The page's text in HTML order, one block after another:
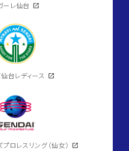
ーレ仙台 open_in_new
台レディース open_in_new
ロレスリング（仙女） open_in_new